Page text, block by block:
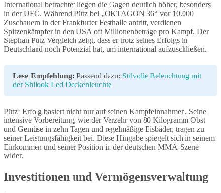
International betrachtet liegen die Gagen deutlich höher, besonders
in der UFC. Während Pütz bei „OKTAGON 36“ vor 10.000
Zuschauern in der Frankfurter Festhalle antritt, verdienen
Spitzenkämpfer in den USA oft Millionenbeträge pro Kampf. Der
Stephan Pütz Vergleich zeigt, dass er trotz seines Erfolgs in
Deutschland noch Potenzial hat, um international aufzuschließen.
Lese-Empfehlung: Passend dazu: Stilvolle Beleuchtung mit
der Shilook Led Deckenleuchte
Pütz‘ Erfolg basiert nicht nur auf seinen Kampfeinnahmen. Seine
intensive Vorbereitung, wie der Verzehr von 80 Kilogramm Obst
und Gemüse in zehn Tagen und regelmäßige Eisbäder, tragen zu
seiner Leistungsfähigkeit bei. Diese Hingabe spiegelt sich in seinem
Einkommen und seiner Position in der deutschen MMA-Szene
wider.
Investitionen und Vermögensverwaltung